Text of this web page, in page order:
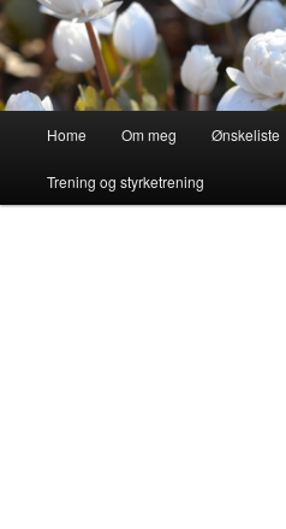
Home Om meg Ønskeliste
Trening og styrketrening